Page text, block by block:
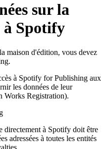
sur la
Spotify
maison d'édition, vous devez
à Spotify for Publishing aux
les données de leur
Works Registration).
directement à Spotify doit être
adressées à toutes les entités